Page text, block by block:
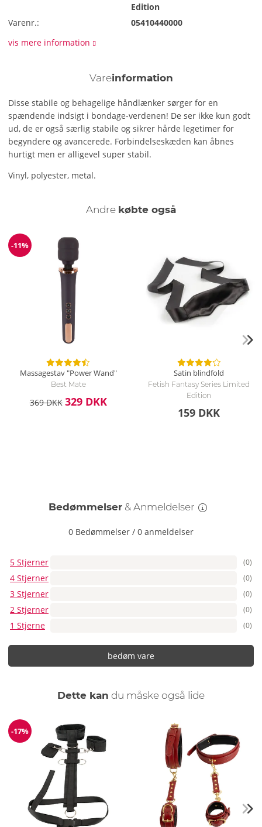
Edition
Varenr.:
05410440000
vis mere information
Vareinformation
Disse stabile og behagelige håndlænker sørger for en
spændende indsigt i bondage-verdenen! De ser ikke kun godt
ud, de er også særlig stabile og sikrer hårde legetimer for
begyndere og avancerede. Forbindelseskæden kan åbnes
hurtigt men er alligevel super stabil.
Vinyl, polyester, metal.
Andre købte også
Rabat
-11%
Massagestav "Power Wand"
Best Mate
369 DKK 329 DKK
Satin blindfold
Fetish Fantasy Series Limited
Edition
159 DKK
Bedømmelser & Anmeldelser
0 Bedømmelser / 0 anmeldelser
5 Stjerner (0)
4 Stjerner (0)
3 Stjerner (0)
2 Stjerner (0)
1 Stjerne (0)
bedøm vare
Dette kan du måske også lide
Rabat
-17%